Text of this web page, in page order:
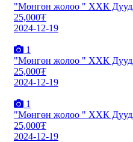
"Мөнгөн жолоо " ХХК
25,000₮
2024-12-19
1
"Мөнгөн жолоо " ХХК
25,000₮
2024-12-19
1
"Мөнгөн жолоо " ХХК
25,000₮
2024-12-19